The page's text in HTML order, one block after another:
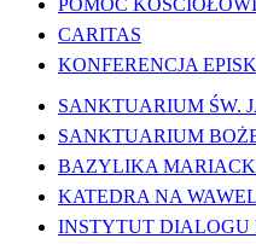
CARITAS
KONFERENCJA
SANKTUARIUM ŚW.
SANKTUARIUM
BAZYLIKA
KATEDRA NA
INSTYTUT DIALOGU